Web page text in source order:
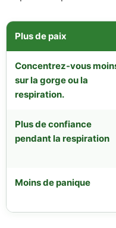
Plus de paix
Concentrez-vous
sur la gorge ou la
respiration.
Plus de confiance
pendant la respiration
Moins de panique